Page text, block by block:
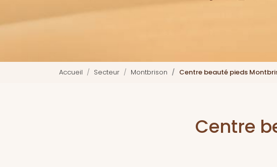
Accueil Secteur Montbrison Centre beauté pieds
Centre